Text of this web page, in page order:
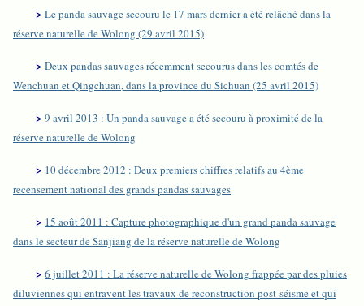
> Le panda sauvage secouru le 17 mars dernier a été relâché dans la
réserve naturelle de Wolong (29 avril 2015)
> Deux pandas sauvages récemment secourus dans les comtés de
Wenchuan et Qingchuan, dans la province du Sichuan (25 avril 2015)
> 9 avril 2013 : Un panda sauvage a été secouru à proximité de la
réserve naturelle de Wolong
> 10 décembre 2012 : Deux premiers chiffres relatifs au 4ème
recensement national des grands pandas sauvages
> 15 août 2011 : Capture photographique d'un grand panda sauvage
dans le secteur de Sanjiang de la réserve naturelle de Wolong
> 6 juillet 2011 : La réserve naturelle de Wolong frappée par des pluies
diluviennes qui entravent les travaux de reconstruction post-séisme et qui